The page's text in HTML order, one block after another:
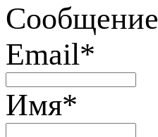
Сообщение
Email*
Имя*